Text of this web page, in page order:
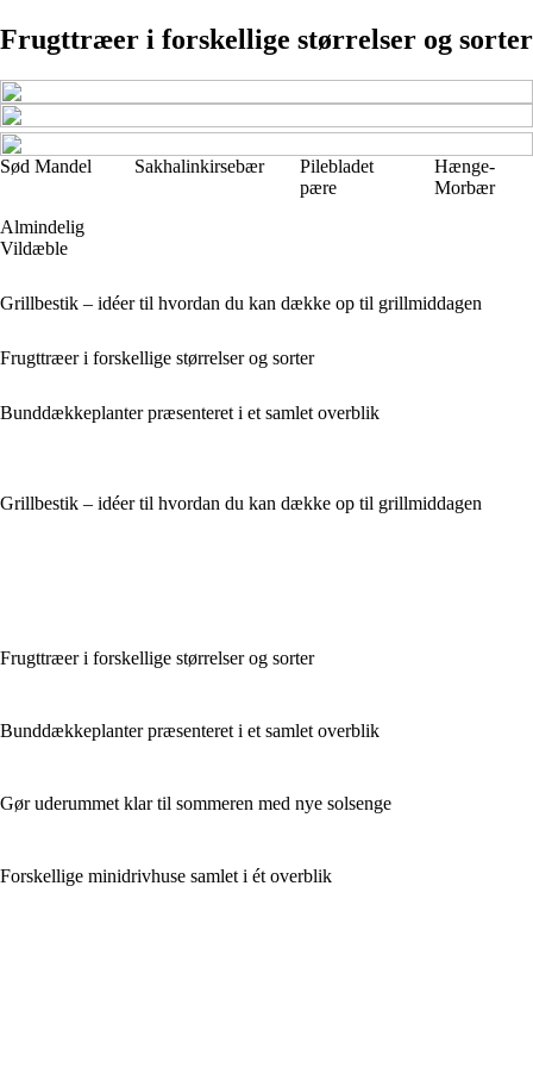
Frugttræer i forskellige størrelser og sorter
Sød Mandel Sakhalinkirsebær
Pilebladet
pære
Hænge-
Morbær
Almindelig
Vildæble
Grillbestik – idéer til hvordan du kan dække op til grillmiddagen
Frugttræer i forskellige størrelser og sorter
Bunddækkeplanter præsenteret i et samlet overblik
Grillbestik – idéer til hvordan du kan dække op til grillmiddagen
Frugttræer i forskellige størrelser og sorter
Bunddækkeplanter præsenteret i et samlet overblik
Gør uderummet klar til sommeren med nye solsenge
Forskellige minidrivhuse samlet i ét overblik